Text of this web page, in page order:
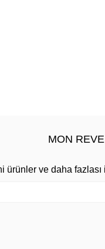
MON
ürünler ve daha